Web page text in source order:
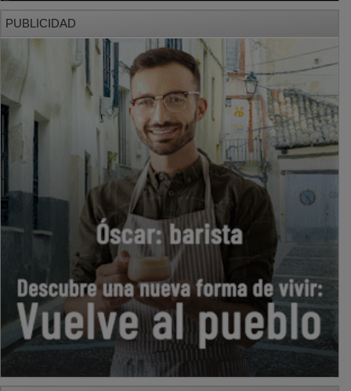
PUBLICIDAD